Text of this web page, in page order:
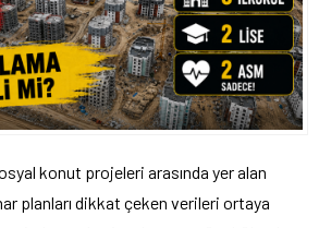
konut projeleri arasında yer alan
planları dikkat çeken verileri ortaya